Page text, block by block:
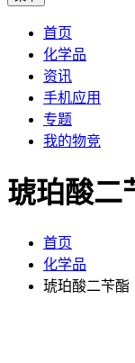
首页
化学品
资讯
手机应用
专题
我的物竞
琥珀酸二
首页
化学品
琥珀酸二苄酯